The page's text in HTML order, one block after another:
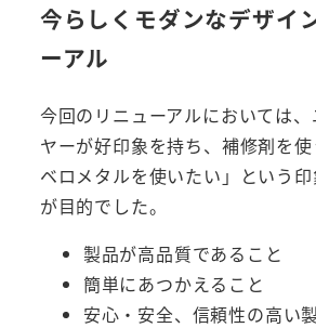
今らしくモダンなデザイ
ーアル
今回のリニューアルにおいては
ヤーが好印象を持ち、補修剤を
ベロメタルを使いたい」という
が目的でした。
製品が高品質であること
簡単にあつかえること
安心・安全、信頼性の高い